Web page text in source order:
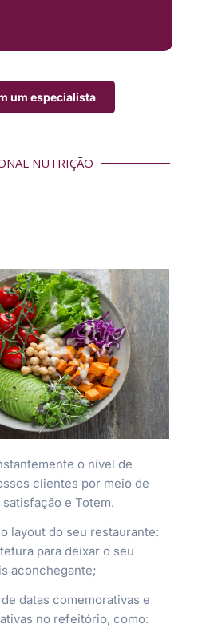
um especialista
NUTRIÇÃO
o nível de
clientes por meio de
e Totem.
layout do seu restaurante:
para deixar o seu
aconchegante;
datas comemorativas e
no refeitório, como: